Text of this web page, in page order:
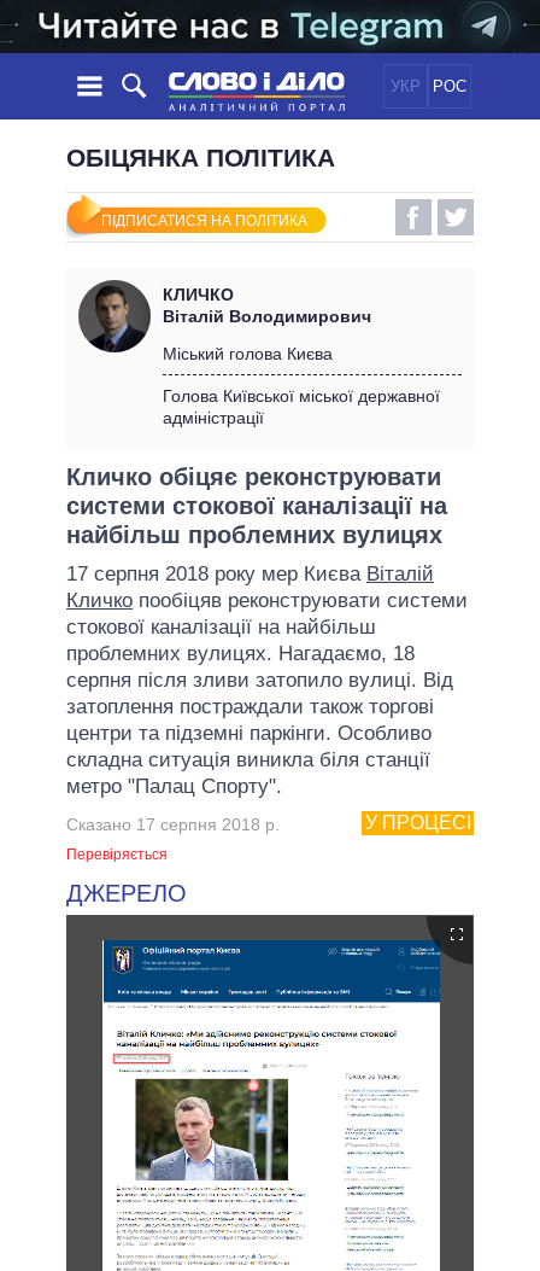
УКР РОС
НОВИНИ
СТРІЧКА
ПОДІЇ
СТАТТІ
ДУМКИ
ОГЛЯДИ
ДАЙДЖЕСТИ
ПОЛІТИКА
ЕКОНОМІКА
СВІТ
ОБIЦЯНКИ
УСІ ПОЛІТИКИ
ПРЕЗИДЕНТ І ОФІС
КАБІНЕТ МІНІСТРІВ
МЕРИ МІСТ
ВСІ ПЕРСОНИ
ІНФОГРАФІКА
ВІДЕО
ПІДТРИМАТИ
ПОРІВНЯННЯ ПОЛІТИКІВ
ОБІЦЯНКА ПОЛІТИКА
ПІДПИСАТИСЯ НА ПОЛІТИКА
КЛИЧКО
Віталій Володимирович
Міський голова Києва
Голова Київської міської державної
адміністрації
Кличко обіцяє реконструювати
системи стокової каналізації на
найбільш проблемних вулицях
17 серпня 2018 року мер Києва Віталій
Кличко пообіцяв реконструювати системи
стокової каналізації на найбільш
проблемних вулицях. Нагадаємо, 18
серпня після зливи затопило вулиці. Від
затоплення постраждали також торгові
центри та підземні паркінги. Особливо
складна ситуація виникла біля станції
метро "Палац Спорту".
У ПРОЦЕСІ
Сказано 17 серпня 2018 р.
Перевіряється
ДЖЕРЕЛО